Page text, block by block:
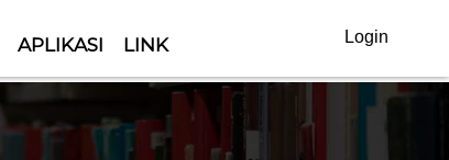
APLIKASI LINK Login